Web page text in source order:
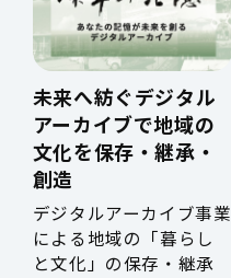
未来へ紡ぐデジタル
アーカイブで地域の
文化を保存・継承・
創造
デジタルアーカイブ事業
による地域の「暮らし
と文化」の保存・継承